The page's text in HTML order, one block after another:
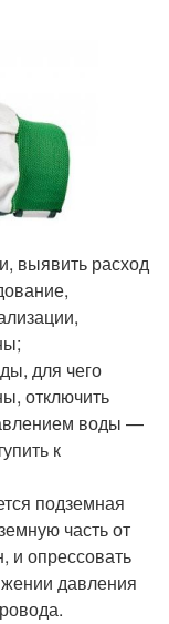
выявить расход
для чего
отключить
воды —
к
подземная
часть от
и опрессовать
давления